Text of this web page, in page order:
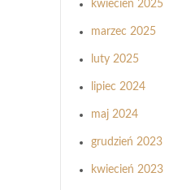
kwiecień 2025
marzec 2025
luty 2025
lipiec 2024
maj 2024
grudzień 2023
kwiecień 2023